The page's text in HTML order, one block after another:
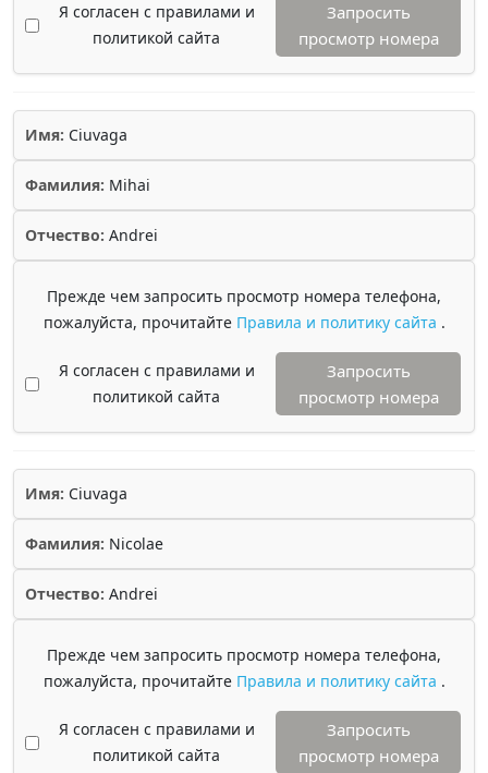
Я согласен с правилами и
политикой сайта
Запросить
просмотр номера
Имя: Ciuvaga
Фамилия: Mihai
Отчество: Andrei
Прежде чем запросить просмотр номера телефона,
пожалуйста, прочитайте Правила и политику сайта .
Я согласен с правилами и
политикой сайта
Запросить
просмотр номера
Имя: Ciuvaga
Фамилия: Nicolae
Отчество: Andrei
Прежде чем запросить просмотр номера телефона,
пожалуйста, прочитайте Правила и политику сайта .
Я согласен с правилами и
политикой сайта
Запросить
просмотр номера